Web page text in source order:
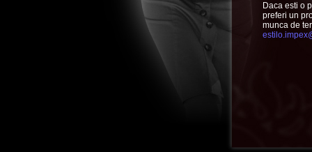
Daca esti o
preferi un
munca de